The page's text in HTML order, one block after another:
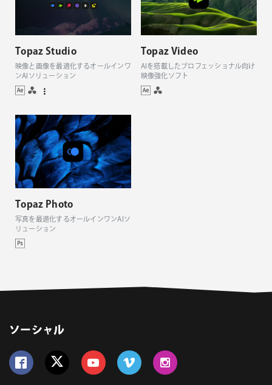
Topaz Studio
映像と画像を最適化するオールインワ
ンAIソリューション
Topaz Video
AIを搭載したプロフェッショナル向け
映像強化ソフト
Topaz Photo
写真を最適化するオールインワンAIソ
リューション
ソーシャル